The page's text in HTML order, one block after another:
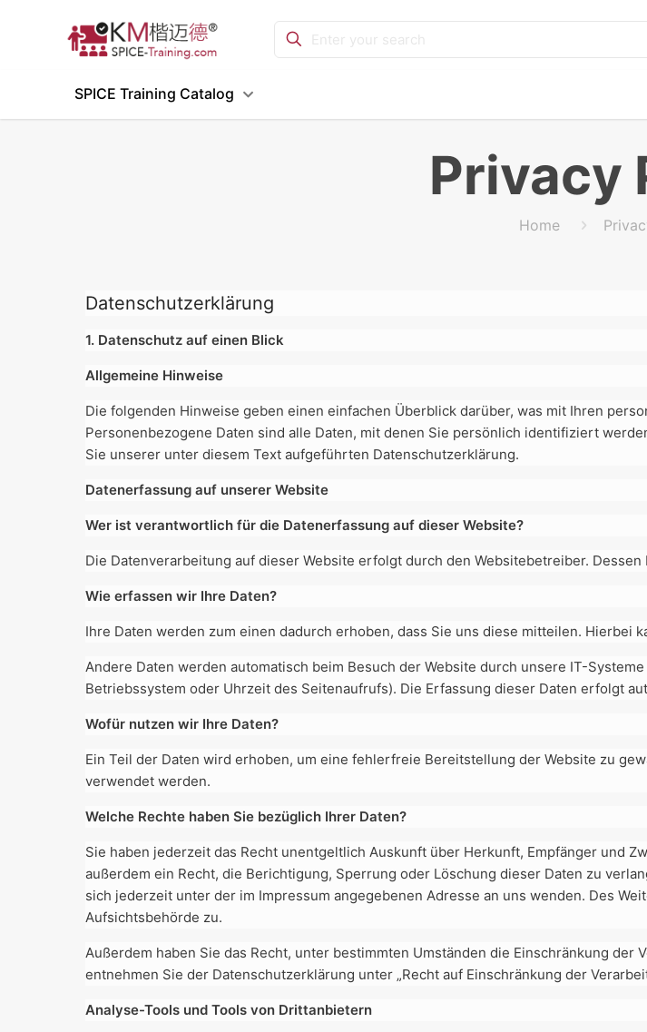
SPICE Training Catalog
Privacy
Home
Datenschutzerklärung
1. Datenschutz auf einen Blick
Allgemeine Hinweise
Die folgenden Hinweise geben einen einfachen Überblick darüber, was mit Ihren
Personenbezogene Daten sind alle Daten, mit denen Sie persönlich identifiziert
Sie unserer unter diesem Text aufgeführten Datenschutzerklärung.
Datenerfassung auf unserer Website
Wer ist verantwortlich für die Datenerfassung auf dieser Website?
Die Datenverarbeitung auf dieser Website erfolgt durch den Websitebetreiber.
Wie erfassen wir Ihre Daten?
Ihre Daten werden zum einen dadurch erhoben, dass Sie uns diese mitteilen. Hierbei
Andere Daten werden automatisch beim Besuch der Website durch unsere IT-
Betriebssystem oder Uhrzeit des Seitenaufrufs). Die Erfassung dieser Daten erfolgt
Wofür nutzen wir Ihre Daten?
Ein Teil der Daten wird erhoben, um eine fehlerfreie Bereitstellung der Website zu
verwendet werden.
Welche Rechte haben Sie bezüglich Ihrer Daten?
Sie haben jederzeit das Recht unentgeltlich Auskunft über Herkunft, Empfänger und
außerdem ein Recht, die Berichtigung, Sperrung oder Löschung dieser Daten zu
sich jederzeit unter der im Impressum angegebenen Adresse an uns wenden. Des
Aufsichtsbehörde zu.
Außerdem haben Sie das Recht, unter bestimmten Umständen die Einschränkung
entnehmen Sie der Datenschutzerklärung unter „Recht auf Einschränkung der
Analyse-Tools und Tools von Drittanbietern